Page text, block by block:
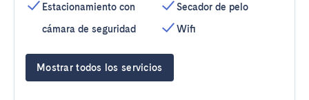
Estacionamiento con
cámara de seguridad
Secador de pelo
Wifi
Mostrar todos los servicios